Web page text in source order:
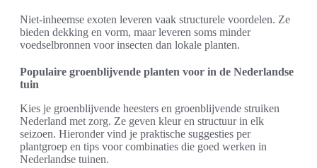
Niet-inheemse exoten leveren vaak structurele voordelen. Ze
bieden dekking en vorm, maar leveren soms minder
voedselbronnen voor insecten dan lokale planten.
Populaire groenblijvende planten voor in de Nederlandse
tuin
Kies je groenblijvende heesters en groenblijvende struiken
Nederland met zorg. Ze geven kleur en structuur in elk
seizoen. Hieronder vind je praktische suggesties per
plantgroep en tips voor combinaties die goed werken in
Nederlandse tuinen.